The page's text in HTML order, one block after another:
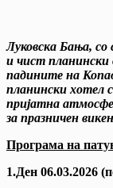
Луковска Бања, со
и чист планински
падините на
планински хотел
пријатна
за празничен
Програма на
1.Ден